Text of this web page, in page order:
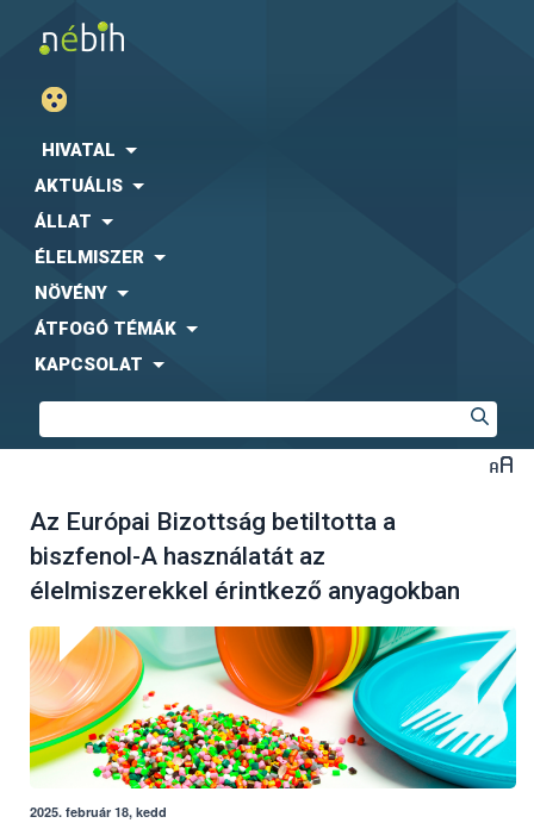
HIVATAL
AKTUÁLIS
ÁLLAT
ÉLELMISZER
NÖVÉNY
ÁTFOGÓ TÉMÁK
KAPCSOLAT
Az Európai Bizottság betiltotta a
biszfenol-A használatát az
élelmiszerekkel érintkező anyagokban
2025. február 18, kedd